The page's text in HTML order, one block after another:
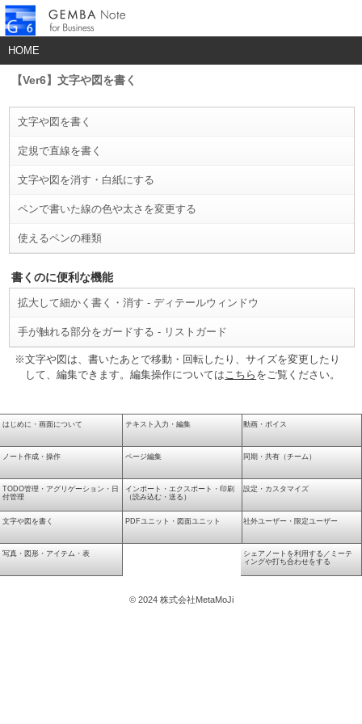
HOME
【Ver6】文字や図を書く
文字や図を書く
定規で直線を書く
文字や図を消す・白紙にする
ペンで書いた線の色や太さを変更する
使えるペンの種類
書くのに便利な機能
拡大して細かく書く・消す - ディテールウィンドウ
手が触れる部分をガードする - リストガード
※文字や図は、書いたあとで移動・回転したり、サイズを変更したり
して、編集できます。編集操作についてはこちら をご覧ください。
はじめに・画面について
ノート作成・操作
TODO管理・アグリゲーション・日
付管理
文字や図を書く
写真・図形・アイテム・表
テキスト入力・編集
ページ編集
インポート・エクスポート・印刷
（読み込む・送る）
PDFユニット・図面ユニット
動画・ボイス
同期・共有（チーム）
設定・カスタマイズ
社外ユーザー・限定ユーザー
シェアノートを利用する／ミーテ
ィングや打ち合わせをする
© 2024 株式会社MetaMoJi